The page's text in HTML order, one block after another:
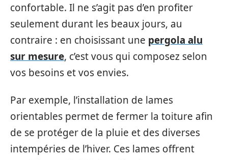
confortable. Il ne s’agit pas d’en profiter
seulement durant les beaux jours, au
contraire : en choisissant une pergola alu
sur mesure, c’est vous qui composez selon
vos besoins et vos envies.
Par exemple, l’installation de lames
orientables permet de fermer la toiture afin
de se protéger de la pluie et des diverses
intempéries de l’hiver. Ces lames offrent